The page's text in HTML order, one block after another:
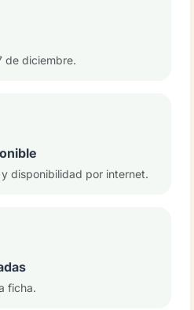
de diciembre.
disponibilidad por internet.
ficha.